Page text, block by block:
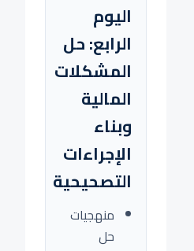
اليوم
الرابع: حل
المشكلات
المالية
وبناء
الإجراءات
التصحيحية
منهجيات
حل